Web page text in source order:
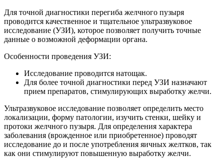
Для точной диагностики перегиба желчного пузыря
проводится качественное и тщательное ультразвуковое
исследование (УЗИ), которое позволяет получить точные
данные о возможной деформации органа.
Особенности проведения УЗИ:
Исследование проводится натощак.
Для более точной диагностики перед УЗИ назначают
прием препаратов, стимулирующих выработку желчи.
Ультразвуковое исследование позволяет определить место
локализации, форму патологии, изучить стенки, шейку и
протоки желчного пузыря. Для определения характера
заболевания (врожденное или приобретенное) проводят
исследование до и после употребления яичных желтков, так
как они стимулируют повышенную выработку желчи.